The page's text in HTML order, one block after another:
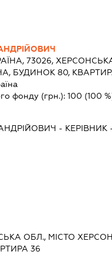
73026,
БУДИНОК 80,
фонду (грн.): 100 (100
- КЕРІВНИК
ОБЛ., МІСТО
36